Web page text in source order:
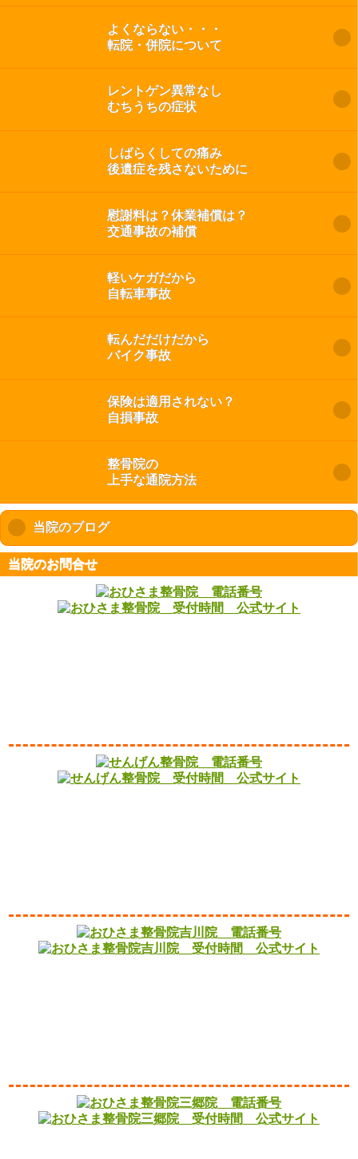
よくならない・・・
転院・併院について
レントゲン異常なし
むちうちの症状
しばらくしての痛み
後遺症を残さないために
慰謝料は？休業補償は？
交通事故の補償
軽いケガだから
自転車事故
転んだだけだから
バイク事故
保険は適用されない？
自損事故
整骨院の
上手な通院方法
当院のブログclick to expand contents
当院のお問合せ